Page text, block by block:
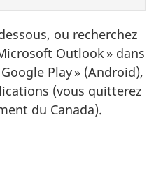
ou recherchez
Outlook » dans
Google Play » (Android),
(vous quitterez
du Canada).